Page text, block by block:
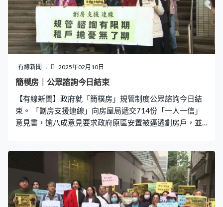
年的合約，即最長48個月時間，我們希望更加寬鬆彈性去
處理登記及寬限期狀況，希望政府考慮進一步延長寛限
期，與劏房租管續租48個月看齊，目標希望租客不被業主
逼遷。」
有線新聞 2025年02月10日
簡樸房｜公眾諮詢今日結束
【有線新聞】政府就「簡樸房」規管制度公眾諮詢今日結
束。 「劏房支援連線」向房屋局遞交714份「一人一信」
意見書，逾八成意見要求政府原區安置被逼遷劏房戶，並